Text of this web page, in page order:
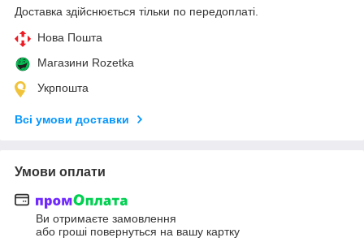
Доставка здійснюється тільки по передоплаті.
Нова Пошта
Магазини Rozetka
Укрпошта
Всі умови доставки
Умови оплати
Ви отримаєте замовлення
або гроші повернуться на вашу картку